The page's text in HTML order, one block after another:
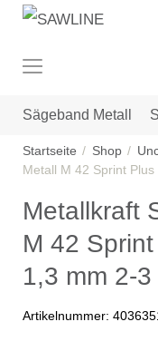
Sägeband Metall
Startseite Shop
Metall M 42 Sprint
Metallkraft
M 42
1,3 mm 2-
Artikelnummer: